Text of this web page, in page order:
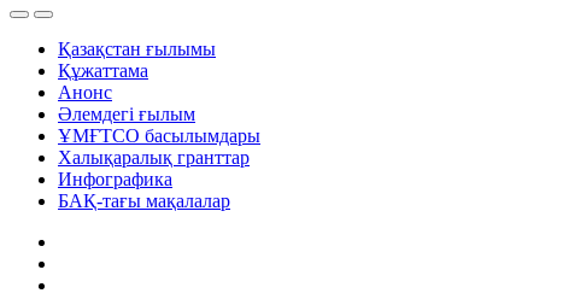
Қазақстан ғылымы
Құжаттама
Анонс
Әлемдегі ғылым
ҰМҒТСО басылымдары
Халықаралық гранттар
Инфографика
БАҚ-тағы мақалалар